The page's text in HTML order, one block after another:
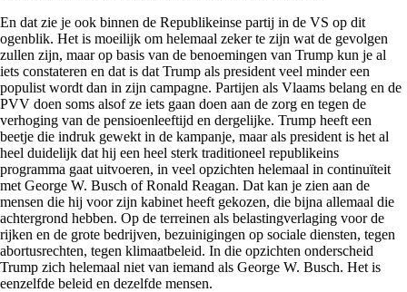
En dat zie je ook binnen de Republikeinse partij in de VS op dit
ogenblik. Het is moeilijk om helemaal zeker te zijn wat de gevolgen
zullen zijn, maar op basis van de benoemingen van Trump kun je al
iets constateren en dat is dat Trump als president veel minder een
populist wordt dan in zijn campagne. Partijen als Vlaams belang en de
PVV doen soms alsof ze iets gaan doen aan de zorg en tegen de
verhoging van de pensioenleeftijd en dergelijke. Trump heeft een
beetje die indruk gewekt in de kampanje, maar als president is het al
heel duidelijk dat hij een heel sterk traditioneel republikeins
programma gaat uitvoeren, in veel opzichten helemaal in continuïteit
met George W. Busch of Ronald Reagan. Dat kan je zien aan de
mensen die hij voor zijn kabinet heeft gekozen, die bijna allemaal die
achtergrond hebben. Op de terreinen als belastingverlaging voor de
rijken en de grote bedrijven, bezuinigingen op sociale diensten, tegen
abortusrechten, tegen klimaatbeleid. In die opzichten onderscheid
Trump zich helemaal niet van iemand als George W. Busch. Het is
eenzelfde beleid en dezelfde mensen.